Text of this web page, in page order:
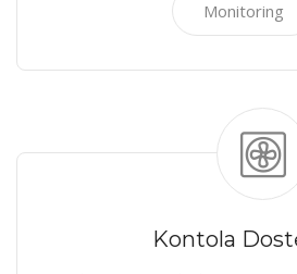
Monitoring
Kontola